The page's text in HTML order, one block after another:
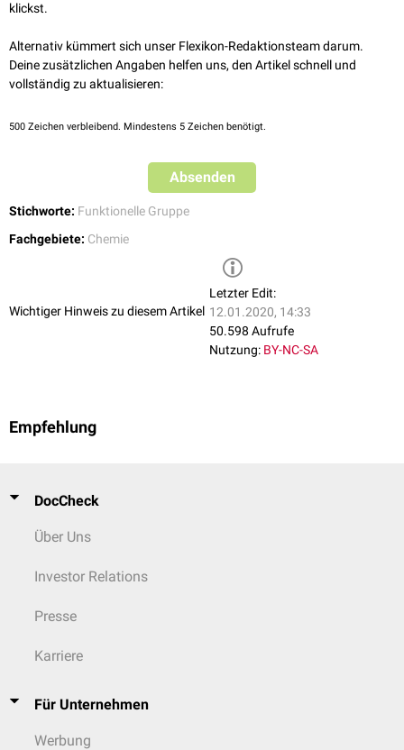
klickst.
Alternativ kümmert sich unser Flexikon-Redaktionsteam darum.
Deine zusätzlichen Angaben helfen uns, den Artikel schnell und
vollständig zu aktualisieren:
500 Zeichen verbleibend. Mindestens 5 Zeichen benötigt.
Absenden
Stichworte: Funktionelle Gruppe
Fachgebiete: Chemie
Wichtiger Hinweis zu diesem Artikel
Letzter Edit:
12.01.2020, 14:33
50.598 Aufrufe
Nutzung: BY-NC-SA
Empfehlung
DocCheck
Über Uns
Investor Relations
Presse
Karriere
Für Unternehmen
Werbung